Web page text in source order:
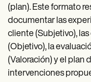
(plan). Este formato
documentar las
cliente (Subjetivo),
(Objetivo), la
(Valoración) y el plan
intervenciones